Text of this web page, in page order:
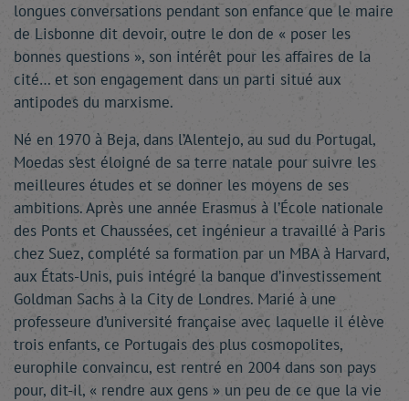
longues conversations pendant son enfance que le maire
de Lisbonne dit devoir, outre le don de « poser les
bonnes questions », son intérêt pour les affaires de la
cité… et son engagement dans un parti situé aux
antipodes du marxisme.
Né en 1970 à Beja, dans l’Alentejo, au sud du Portugal,
Moedas s’est éloigné de sa terre natale pour suivre les
meilleures études et se donner les moyens de ses
ambitions. Après une année Erasmus à l’École nationale
des Ponts et Chaussées, cet ingénieur a travaillé à Paris
chez Suez, complété sa formation par un MBA à Harvard,
aux États-Unis, puis intégré la banque d’investissement
Goldman Sachs à la City de Londres. Marié à une
professeure d’université française avec laquelle il élève
trois enfants, ce Portugais des plus cosmopolites,
europhile convaincu, est rentré en 2004 dans son pays
pour, dit-il, « rendre aux gens » un peu de ce que la vie